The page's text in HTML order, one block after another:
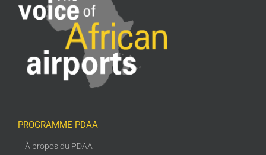
PROGRAMME PDAA
À propos du PDAA